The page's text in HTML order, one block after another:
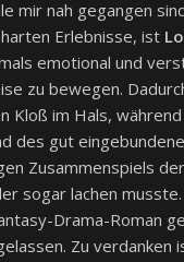
mir nah gegangen
Erlebnisse, ist
emotional und
zu bewegen.
Kloß im Hals,
des gut
Zusammenspiels
sogar lachen
Drama-Roman
Zu verdanken